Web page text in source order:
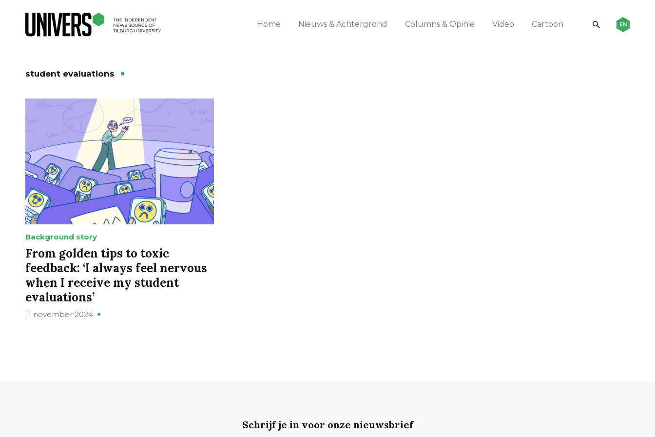
Home Nieuws & Achtergrond Columns & Opinie Video Cartoon EN
student evaluations
Background story
From golden tips to toxic
feedback: ‘I always feel nervous
when I receive my student
evaluations’
11 november 2024
Schrijf je in voor onze nieuwsbrief